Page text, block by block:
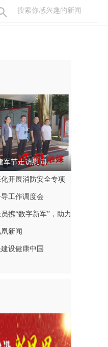
军节走访慰问
化开展消防安全专项
导工作调度会
携“数字新军”，助力
凰新闻
设健康中国